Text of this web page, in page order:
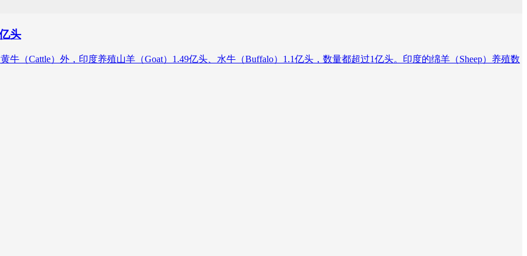
头
牛（Cattle）外，印度养殖山羊（Goat）1.49亿头、水牛（Buffalo）1.1亿头，数量都超过1亿头。印度的绵羊（Sheep）养殖数